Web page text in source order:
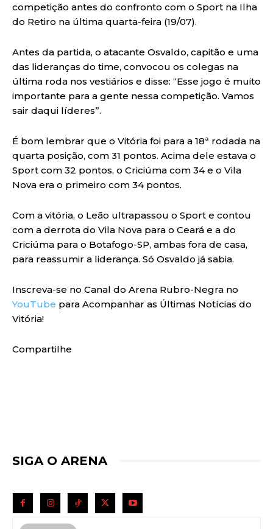
competição antes do confronto com o Sport na Ilha
do Retiro na última quarta-feira (19/07).
Antes da partida, o atacante Osvaldo, capitão e uma
das lideranças do time, convocou os colegas na
última roda nos vestiários e disse: “Esse jogo é muito
importante para a gente nessa competição. Vamos
sair daqui líderes”.
É bom lembrar que o Vitória foi para a 18ª rodada na
quarta posição, com 31 pontos. Acima dele estava o
Sport com 32 pontos, o Criciúma com 34 e o Vila
Nova era o primeiro com 34 pontos.
Com a vitória, o Leão ultrapassou o Sport e contou
com a derrota do Vila Nova para o Ceará e a do
Criciúma para o Botafogo-SP, ambas fora de casa,
para reassumir a liderança. Só Osvaldo já sabia.
Inscreva-se no Canal do Arena Rubro-Negra no
YouTube para Acompanhar as Últimas Notícias do
Vitória!
Compartilhe
SIGA O ARENA